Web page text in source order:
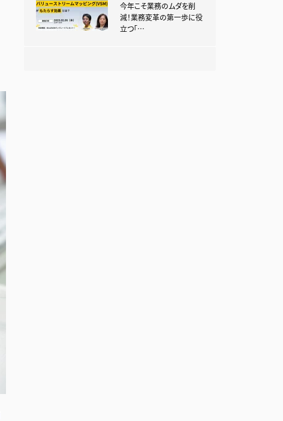
今年こそ業務のムダを削
減！業務変革の第一歩に役
立つ「…